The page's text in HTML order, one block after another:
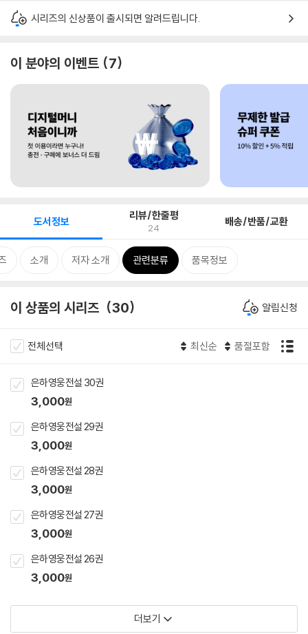
시리즈의 신상품이 출시되면 알려드립니다.
이 분야의 이벤트 7
도서정보 리뷰/한줄평
24 배송/반품/교환
소개 저자 소개 관련분류 품목정보
이 상품의 시리즈 30 알림신청
전체선택 최신순 품절포함
은하영웅전설 30권
3,000원
은하영웅전설 29권
3,000원
은하영웅전설 28권
3,000원
은하영웅전설 27권
3,000원
은하영웅전설 26권
3,000원
더보기